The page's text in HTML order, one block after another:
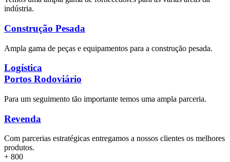
indústria.
Construção Pesada
Ampla gama de peças e equipamentos para a construção pesada.
Logística
Portos Rodoviário
Para um seguimento tão importante temos uma ampla parceria.
Revenda
Com parcerias estratégicas entregamos a nossos clientes os melhores
produtos.
+ 800